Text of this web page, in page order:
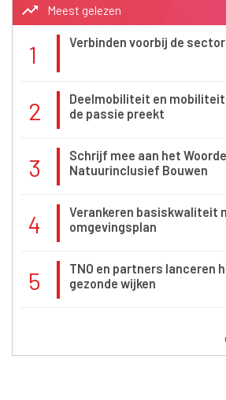
trending_up Meest gelezen
1 Verbinden voorbij de
2
Deelmobiliteit en
de passie preekt
3
Schrijf mee aan het
Natuurinclusief Bouwen
4
Verankeren basiskwaliteit
omgevingsplan
5
TNO en partners lanceren
gezonde wijken